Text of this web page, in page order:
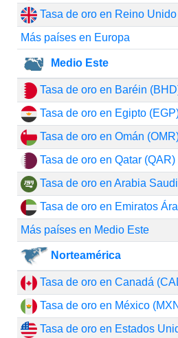
Tasa de oro en Reino
Más países en Europa
Medio Este
Tasa de oro en Baréin
Tasa de oro en Egipto
Tasa de oro en Omán
Tasa de oro en Qatar (QAR)
Tasa de oro en Arabia
Tasa de oro en Emiratos
Más países en Medio Este
Norteamérica
Tasa de oro en Canadá
Tasa de oro en México
Tasa de oro en Estados